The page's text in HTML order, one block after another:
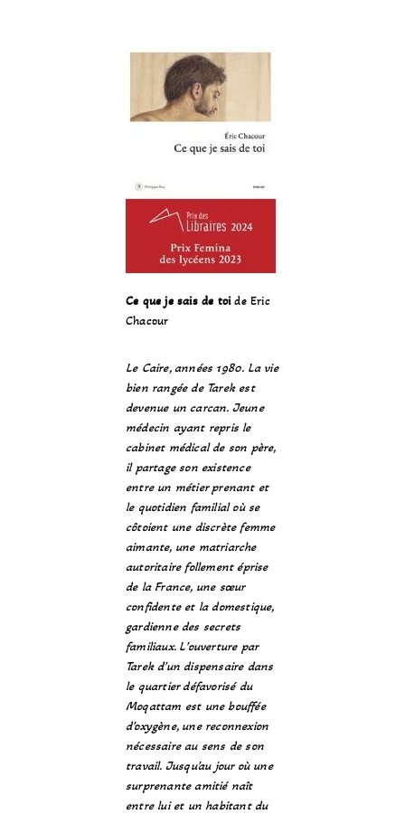
Ce que je sais de toide Eric
Chacour
Le Caire, années 1980. La vie
bien rangée de Tarek est
devenue un carcan. Jeune
médecin ayant repris le
cabinet médical de son père,
il partage son existence
entre un métier prenant et
le quotidien familial où se
côtoient une discrète femme
aimante, une matriarche
autoritaire follement éprise
de la France, une sœur
confidente et la domestique,
gardienne des secrets
familiaux. L’ouverture par
Tarek d’un dispensaire dans
le quartier défavorisé du
Moqattam est une bouffée
d’oxygène, une reconnexion
nécessaire au sens de son
travail. Jusqu’au jour où une
surprenante amitié naît
entre lui et un habitant du